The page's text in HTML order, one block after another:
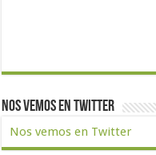
Nos vemos en Twitter
Nos vemos en Twitter